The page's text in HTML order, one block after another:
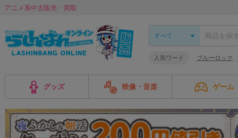
アニメ系中古販売・買取
人気ワード ブルーロック
グッズ 映像・音楽 ゲーム